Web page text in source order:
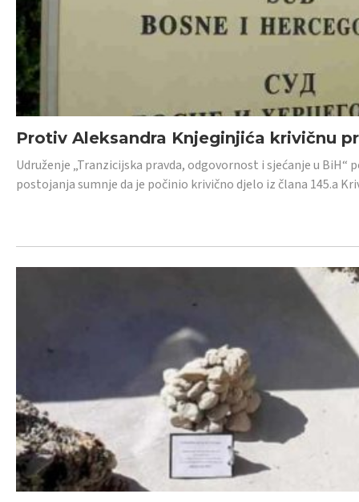
Protiv Aleksandra Knjeginjića krivičnu
Udruženje „Tranzicijska pravda, odgovornost i sjećanje u
postojanja sumnje da je počinio krivično djelo iz člana 145.a